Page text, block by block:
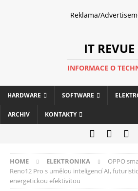
Reklama/
IT REVUE
INFORMACE O
HARDWARE SOFTWARE
ARCHIV KONTAKTY
HOME ELEKTRONIKA
OPPO
Reno12 Pro s umělou inteligencí AI,
energetickou efektivitou